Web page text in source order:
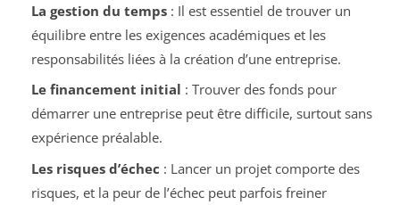
La gestion du temps: Il est essentiel de trouver un
équilibre entre les exigences académiques et les
responsabilités liées à la création d’une entreprise.
Le financement initial : Trouver des fonds pour
démarrer une entreprise peut être difficile, surtout sans
expérience préalable.
Les risques d’échec : Lancer un projet comporte des
risques, et la peur de l’échec peut parfois freiner